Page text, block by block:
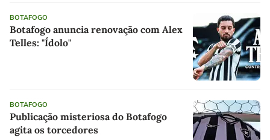
BOTAFOGO
Botafogo anuncia renovação com Alex
Telles: "Ídolo"
BOTAFOGO
Publicação misteriosa do Botafogo
agita os torcedores